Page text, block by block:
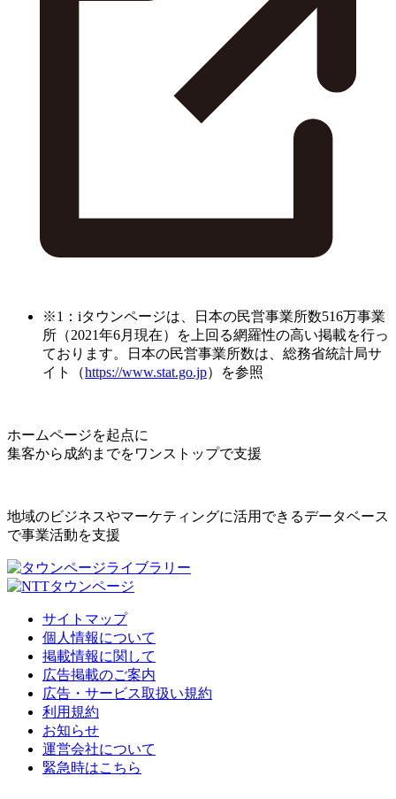
※1：iタウンページは、日本の民営事業所数516万事業
所（2021年6月現在）を上回る網羅性の高い掲載を行っ
ております。日本の民営事業所数は、総務省統計局サ
イト（https://www.stat.go.jp）を参照
ホームページを起点に
集客から成約までをワンストップで支援
地域のビジネスやマーケティングに活用できるデータベース
で事業活動を支援
サイトマップ
個人情報について
掲載情報に関して
広告掲載のご案内
広告・サービス取扱い規約
利用規約
お知らせ
運営会社について
緊急時はこちら